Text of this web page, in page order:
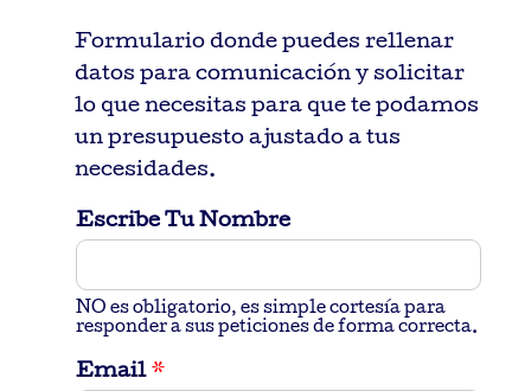
Formulario donde puedes rellenar
datos para comunicación y solicitar
lo que necesitas para que te podamos
un presupuesto ajustado a tus
necesidades.
Escribe Tu Nombre
NO es obligatorio, es simple cortesía para
responder a sus peticiones de forma correcta.
Email *